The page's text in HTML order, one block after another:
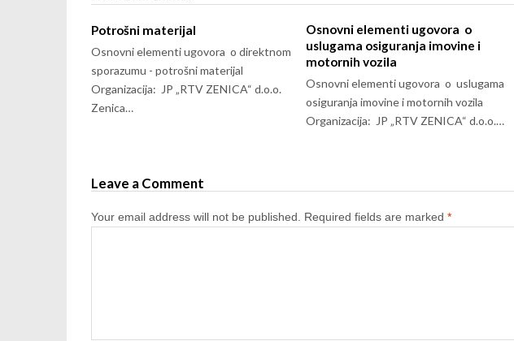
Potrošni materijal
Osnovni elementi ugovora o direktnom
sporazumu - potrošni materijal
Organizacija: JP „RTV ZENICA“ d.o.o.
Zenica…
Osnovni elementi ugovora o
uslugama osiguranja imovine i
motornih vozila
Osnovni elementi ugovora o uslugama
osiguranja imovine i motornih vozila
Organizacija: JP „RTV ZENICA“ d.o.o.…
Leave a Comment
Your email address will not be published. Required fields are marked *